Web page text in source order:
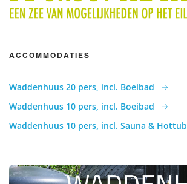
ACCOMMODATIES
Waddenhuus 20 pers, incl. Boeibad
Waddenhuus 10 pers, incl. Boeibad
Waddenhuus 10 pers, incl. Sauna & Hottub